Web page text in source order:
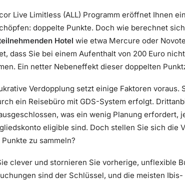
Live Limitless (ALL) Programm eröffnet Ihnen
doppelte Punkte. Doch wie berechnet
Hotel wie etwa Mercure oder
dass Sie bei einem Aufenthalt von 200 Euro
Ein netter Nebeneffekt dieser doppelten
Verdopplung setzt einige Faktoren
ein Reisebüro mit GDS-System erfolgt.
was ein wenig Planung erfordert,
eligible sind. Doch stellen Sie sich die
zu sammeln?
clever und stornieren Sie vorherige, unflexible
sind der Schlüssel, und die meisten